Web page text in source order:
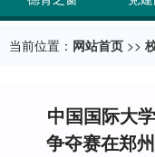
当前位置： 网站首页 >>
中国国际大
争夺赛在郑